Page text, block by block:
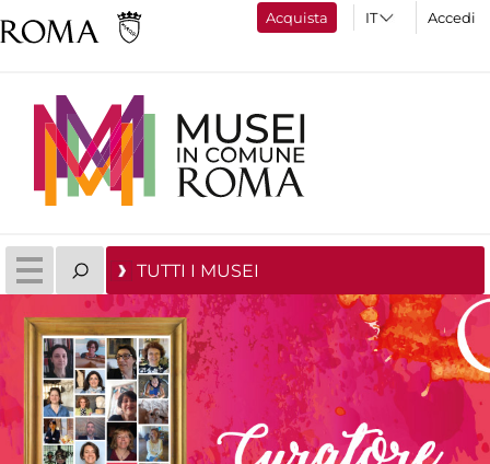
Acquista Accedi
TUTTI I MUSEI